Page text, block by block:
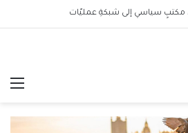
مكتبٍ سياسي إلى شبكةِ عمليّات